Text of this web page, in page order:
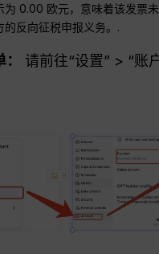
0.00 欧元，意味着该发票未
的反向征税申报义务。.
请前往“设置” > “账